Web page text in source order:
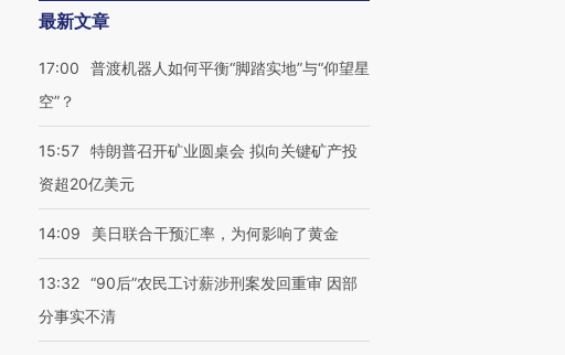
最新文章
17:00
普渡机器人如何平衡“脚踏实地”与“仰望星
空”？
15:57 特朗普召开矿业圆桌会 拟向关键矿产投
资超20亿美元
14:09 美日联合干预汇率，为何影响了黄金
13:32 “90后”农民工讨薪涉刑案发回重审 因部
分事实不清